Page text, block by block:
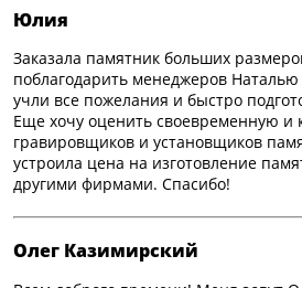
Юлия
Заказала памятник больших
поблагодарить менеджеров Наталью
учли все пожелания и быстро
Еще хочу оценить своевременную и
гравировщиков и установщиков
устроила цена на изготовление
другими фирмами. Спасибо!
Олег Казимирский